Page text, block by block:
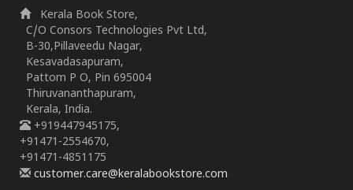
Kerala Book Store,
C/O Consors Technologies Pvt Ltd,
B-30,Pillaveedu Nagar,
Kesavadasapuram,
Pattom P O, Pin 695004
Thiruvananthapuram,
Kerala, India.
+919447945175,
+91471-2554670,
+91471-4851175
customer.care@keralabookstore.com